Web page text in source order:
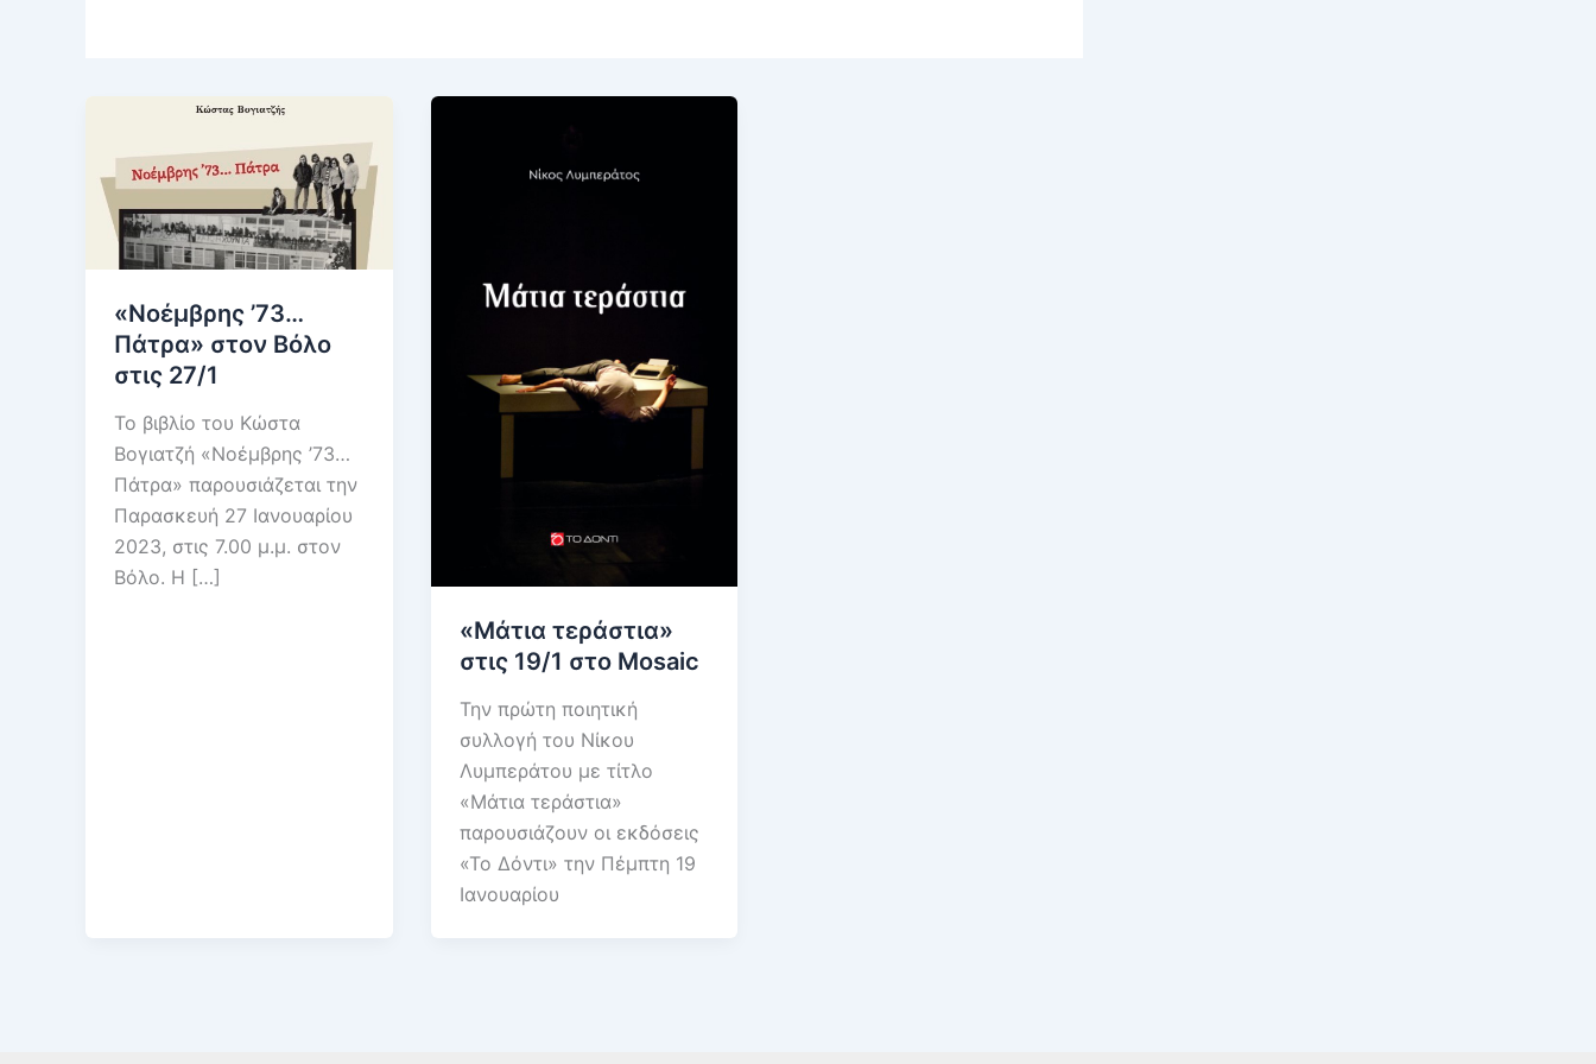
«Νοέμβρης ’73…
Πάτρα» στον Βόλο
στις 27/1
Το βιβλίο του Κώστα
Βογιατζή «Νοέμβρης ’73…
Πάτρα» παρουσιάζεται την
Παρασκευή 27 Ιανουαρίου
2023, στις 7.00 μ.μ. στον
Βόλο. Η […]
«Μάτια τεράστια»
στις 19/1 στο Mosaic
Την πρώτη ποιητική
συλλογή του Νίκου
Λυμπεράτου με τίτλο
«Μάτια τεράστια»
παρουσιάζουν οι εκδόσεις
«Το Δόντι» την Πέμπτη 19
Ιανουαρίου